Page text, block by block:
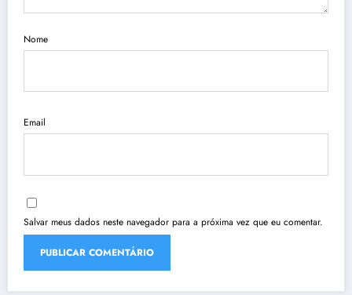
Nome
Email
Salvar meus dados neste navegador para a próxima vez que eu comentar.